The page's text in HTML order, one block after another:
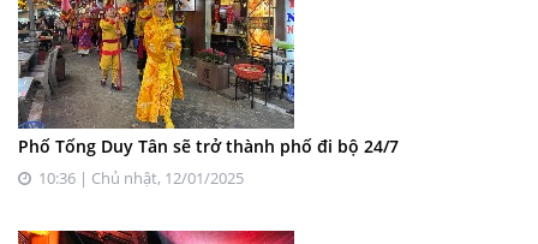
Phố Tống Duy Tân sẽ trở thành phố đi bộ 24/7
10:36 | Chủ nhật, 12/01/2025